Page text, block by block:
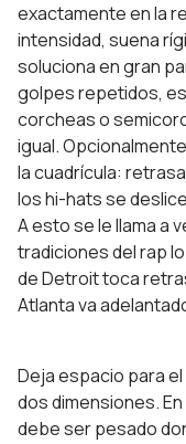
exactamente en la
intensidad, suena
soluciona en gran
golpes repetidos,
corcheas o
igual.
la cuadrícula:
los hi-hats se
A esto se le llama a
tradiciones del rap
de Detroit toca
Atlanta va
Deja espacio para
dos dimensiones.
debe ser pesado